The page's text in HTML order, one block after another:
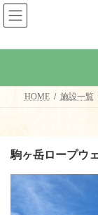
コ
ン
テ
ナ
ビ
ゲ
HOME 施設一覧
駒ヶ岳ロープウ